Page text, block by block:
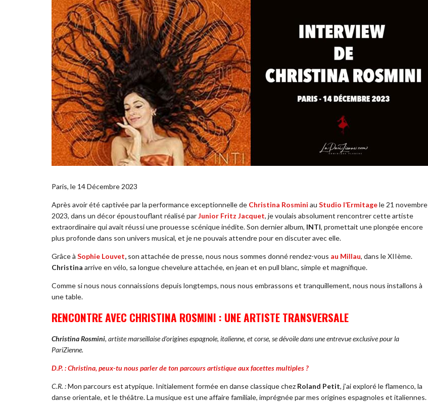
Paris, le 14 Décembre 2023
Après avoir été captivée par la performance exceptionnelle de Christina Rosmini au Studio l’Ermitagele 21 novembre
2023, dans un décor époustouflant réalisé parJunior Fritz Jacquet, je voulais absolument rencontrer cette artiste
extraordinaire qui avait réussi une prouesse scénique inédite. Son dernier album, INTI, promettait une plongée encore
plus profonde dans son univers musical, et je ne pouvais attendre pour en discuter avec elle.
Grâce à Sophie Louvet, son attachée de presse, nous nous sommes donné rendez-vous au Millau, dans le XIIème.
Christina arrive en vélo, sa longue chevelure attachée, en jean et en pull blanc, simple et magnifique.
Comme si nous nous connaissions depuis longtemps, nous nous embrassons et tranquillement, nous nous installons à
une table.
RENCONTRE AVEC CHRISTINA ROSMINI : UNE ARTISTE TRANSVERSALE
Christina Rosmini, artiste marseillaise d’origines espagnole, italienne, et corse, se dévoile dans une entrevue exclusive pour la
PariZienne.
D.P. : Christina, peux-tu nous parler de ton parcours artistique aux facettes multiples ?
C.R. :Mon parcours est atypique. Initialement formée en danse classique chez Roland Petit, j’ai exploré le flamenco, la
danse orientale, et le théâtre. La musique est une affaire familiale, imprégnée par mes origines espagnoles et italiennes.